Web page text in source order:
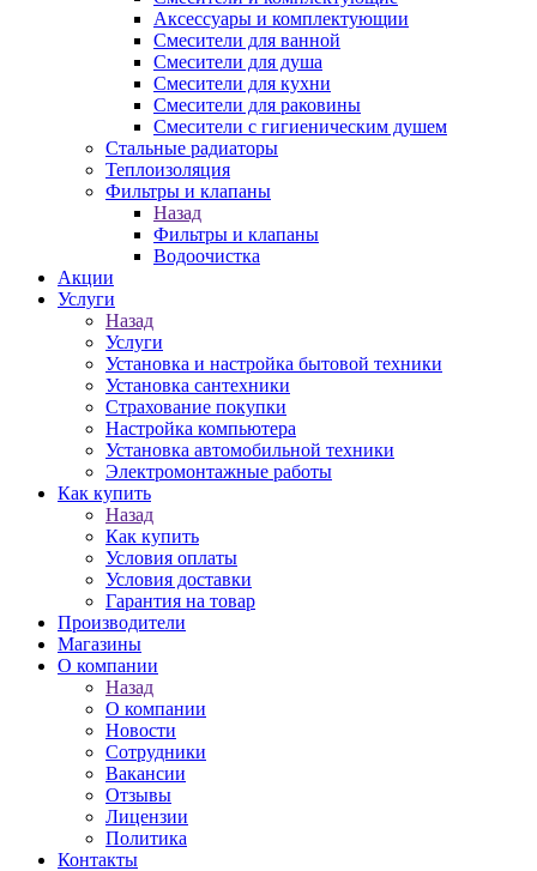
Аксессуары и комплектующии
Смесители для ванной
Смесители для душа
Смесители для кухни
Смесители для раковины
Смесители с гигиеническим душем
Стальные радиаторы
Теплоизоляция
Фильтры и клапаны
Назад
Фильтры и клапаны
Водоочистка
Акции
Услуги
Назад
Услуги
Установка и настройка бытовой техники
Установка сантехники
Страхование покупки
Настройка компьютера
Установка автомобильной техники
Электромонтажные работы
Как купить
Назад
Как купить
Условия оплаты
Условия доставки
Гарантия на товар
Производители
Магазины
О компании
Назад
О компании
Новости
Сотрудники
Вакансии
Отзывы
Лицензии
Политика
Контакты